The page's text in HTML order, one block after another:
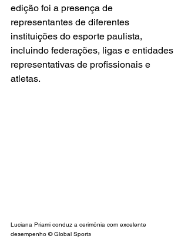
edição foi a presença de
representantes de diferentes
instituições do esporte paulista,
incluindo federações, ligas e entidades
representativas de profissionais e
atletas.
Luciana Priami conduz a cerimônia com excelente
desempenho © Global Sports